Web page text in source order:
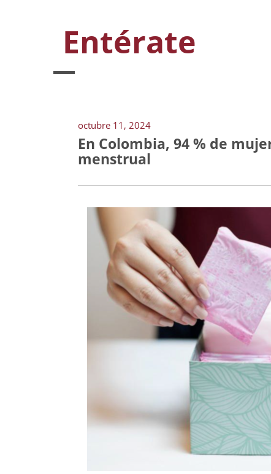
Entérate
octubre 11, 2024
En Colombia, 94 % de
menstrual